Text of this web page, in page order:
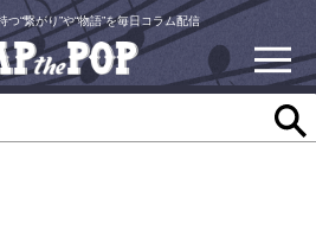
つ“繋がり”や“物語”を毎日コラム配信